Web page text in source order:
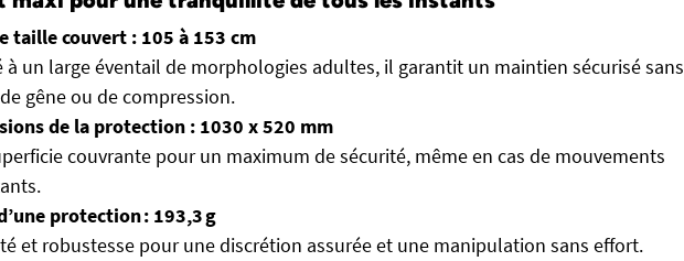
taille couvert : 105 à 153 cm
à un large éventail de morphologies adultes, il garantit un maintien sécurisé sans
gêne ou de compression.
de la protection : 1030 x 520 mm
couvrante pour un maximum de sécurité, même en cas de mouvements
protection : 193,3 g
et robustesse pour une discrétion assurée et une manipulation sans effort.